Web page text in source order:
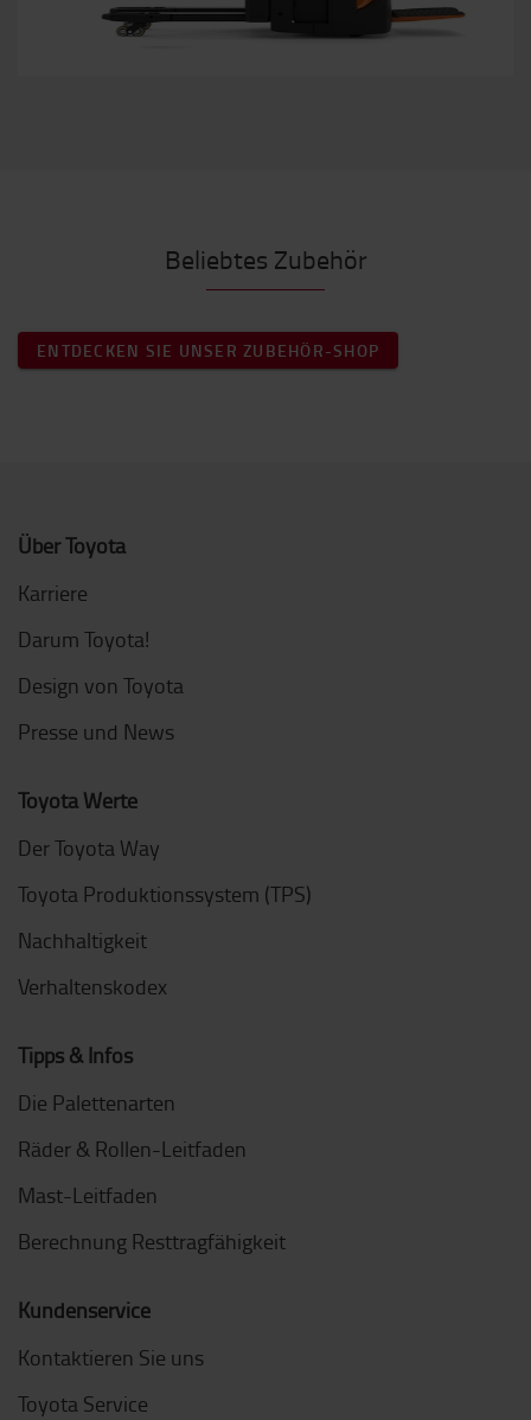
Beliebtes Zubehör
ENTDECKEN SIE UNSER ZUBEHÖR-SHOP
Über Toyota
Karriere
Darum Toyota!
Design von Toyota
Presse und News
Toyota Werte
Der Toyota Way
Toyota Produktionssystem (TPS)
Nachhaltigkeit
Verhaltenskodex
Tipps & Infos
Die Palettenarten
Räder & Rollen-Leitfaden
Mast-Leitfaden
Berechnung Resttragfähigkeit
Kundenservice
Kontaktieren Sie uns
Toyota Service